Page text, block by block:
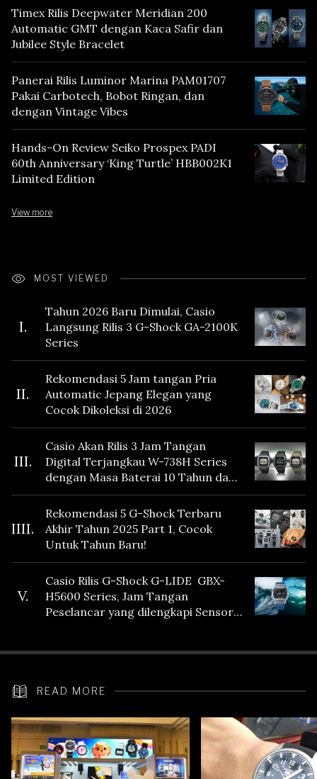
Timex Rilis Deepwater Meridian 200
Automatic GMT dengan Kaca Safir dan
Jubilee Style Bracelet
Panerai Rilis Luminor Marina PAM01707
Pakai Carbotech, Bobot Ringan, dan
dengan Vintage Vibes
Hands-On Review Seiko Prospex PADI
60th Anniversary ‘King Turtle’ HBB002K1
Limited Edition
View more
MOST VIEWED
I.
Tahun 2026 Baru Dimulai, Casio
Langsung Rilis 3 G-Shock GA-2100K
Series
II.
Rekomendasi 5 Jam tangan Pria
Automatic Jepang Elegan yang
Cocok Dikoleksi di 2026
III.
Casio Akan Rilis 3 Jam Tangan
Digital Terjangkau W-738H Series
dengan Masa Baterai 10 Tahun dan
Fitur Vibration
IIII.
Rekomendasi 5 G-Shock Terbaru
Akhir Tahun 2025 Part 1, Cocok
Untuk Tahun Baru!
V.
Casio Rilis G-Shock G-LIDE GBX-
H5600 Series, Jam Tangan
Peselancar yang dilengkapi Sensor
READ MORE